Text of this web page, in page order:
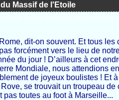
Massif de l'Etoile
dit-on souvent. Et tous les
forcément vers le lieu de
du jour ! D’ailleurs à cet
Mondiale, nous attendions
de joyeux boulistes ! Et
se trouvait un troupeau de
toutes au foot à Marseille...